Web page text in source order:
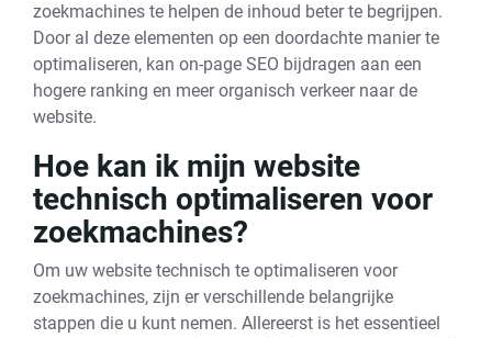
zoekmachines te helpen de inhoud beter te begrijpen.
Door al deze elementen op een doordachte manier te
optimaliseren, kan on-page SEO bijdragen aan een
hogere ranking en meer organisch verkeer naar de
website.
Hoe kan ik mijn website
technisch optimaliseren voor
zoekmachines?
Om uw website technisch te optimaliseren voor
zoekmachines, zijn er verschillende belangrijke
stappen die u kunt nemen. Allereerst is het essentieel